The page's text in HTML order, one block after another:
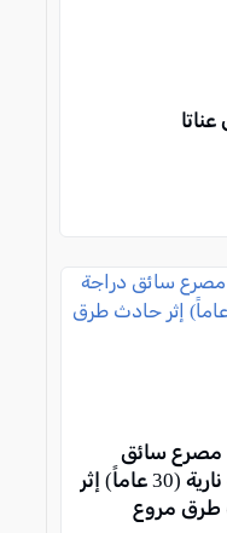
مصرع سائق
دراجة نارية (30 عاماً) إثر
مروع